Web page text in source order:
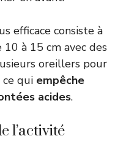
efficace consiste à
à 15 cm avec des
oreillers pour
qui empêche
acides.
l’activité